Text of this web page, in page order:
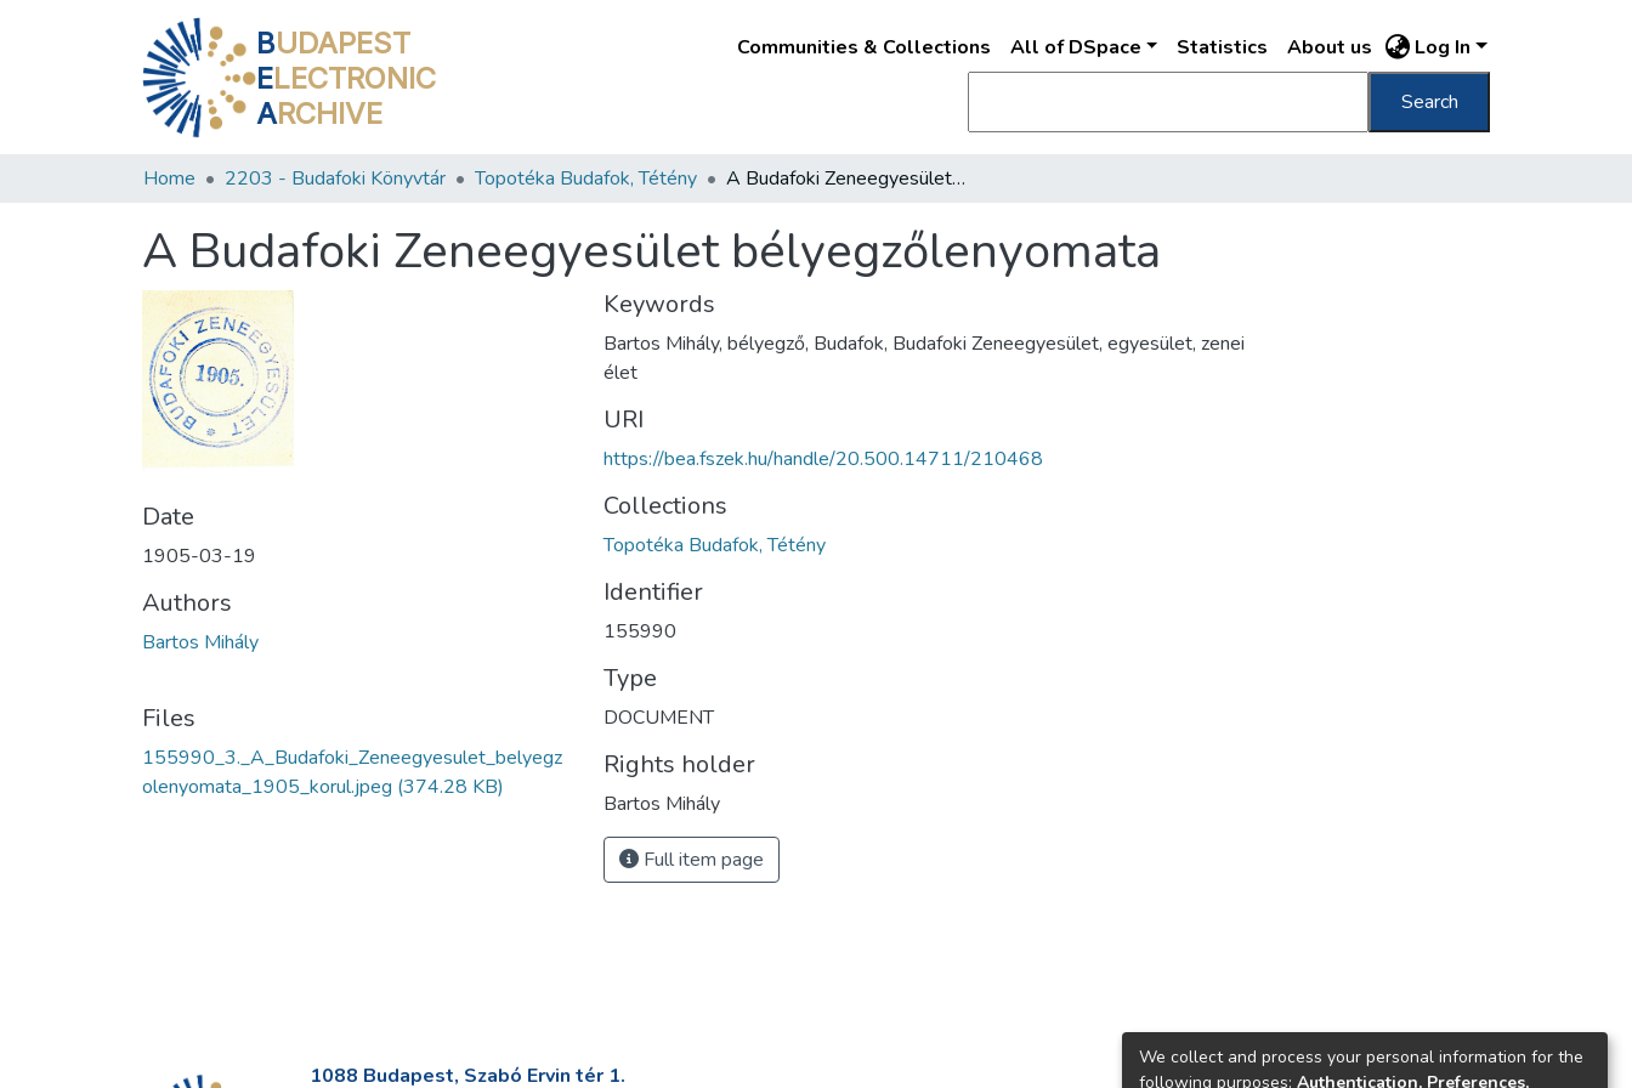
BUDAPEST
ELECTRONIC
ARCHIVE
Communities & Collections All of DSpace Statistics About us Log In
Search
Home 2203 - Budafoki Könyvtár Topotéka Budafok, Tétény A Budafoki Zeneegyesület bélyegzőlenyomata
A Budafoki Zeneegyesület bélyegzőlenyomata
Date
1905-03-19
Authors
Bartos Mihály
Files
155990_3._A_Budafoki_Zeneegyesulet_belyegz
olenyomata_1905_korul.jpeg (374.28 KB)
Keywords
Bartos Mihály, bélyegző, Budafok, Budafoki Zeneegyesület, egyesület, zenei
élet
URI
https://bea.fszek.hu/handle/20.500.14711/210468
Collections
Topotéka Budafok, Tétény
Identifier
155990
Type
DOCUMENT
Rights holder
Bartos Mihály
Full item page
1088 Budapest, Szabó Ervin tér 1.
We collect and process your personal information for the
following purposes: Authentication, Preferences,